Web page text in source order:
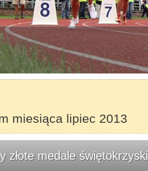
1
miesiąca lipiec 2013
złote medale